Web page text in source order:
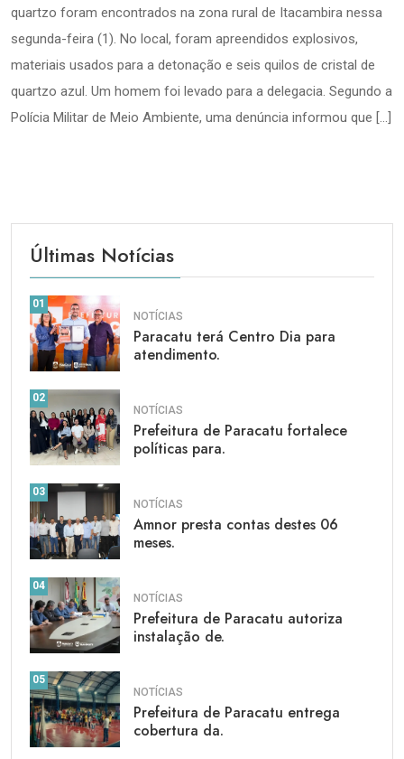
quartzo foram encontrados na zona rural de Itacambira nessa
segunda-feira (1). No local, foram apreendidos explosivos,
materiais usados para a detonação e seis quilos de cristal de
quartzo azul. Um homem foi levado para a delegacia. Segundo a
Polícia Militar de Meio Ambiente, uma denúncia informou que […]
Últimas Notícias
01
NOTÍCIAS
Paracatu terá Centro Dia para
atendimento.
02
NOTÍCIAS
Prefeitura de Paracatu fortalece
políticas para.
03
NOTÍCIAS
Amnor presta contas destes 06
meses.
04
NOTÍCIAS
Prefeitura de Paracatu autoriza
instalação de.
05
NOTÍCIAS
Prefeitura de Paracatu entrega
cobertura da.